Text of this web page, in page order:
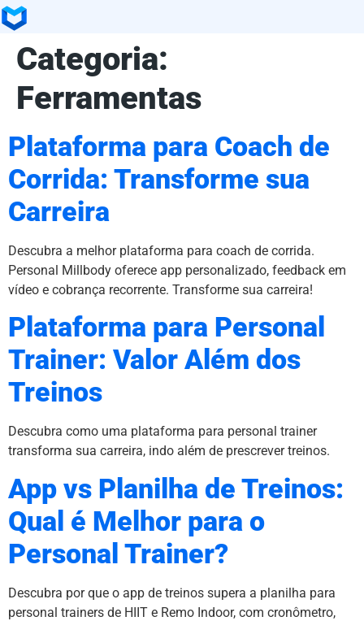
Categoria:
Ferramentas
Plataforma para Coach de
Corrida: Transforme sua
Carreira
Descubra a melhor plataforma para coach de corrida.
Personal Millbody oferece app personalizado, feedback em
vídeo e cobrança recorrente. Transforme sua carreira!
Plataforma para Personal
Trainer: Valor Além dos
Treinos
Descubra como uma plataforma para personal trainer
transforma sua carreira, indo além de prescrever treinos.
App vs Planilha de Treinos:
Qual é Melhor para o
Personal Trainer?
Descubra por que o app de treinos supera a planilha para
personal trainers de HIIT e Remo Indoor, com cronômetro,